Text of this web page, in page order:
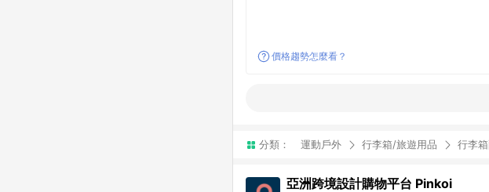
價格趨勢怎麼看？
分類： 運動戶外 行李箱/旅遊用品 行李
亞洲跨境設計購物平台 Pinkoi